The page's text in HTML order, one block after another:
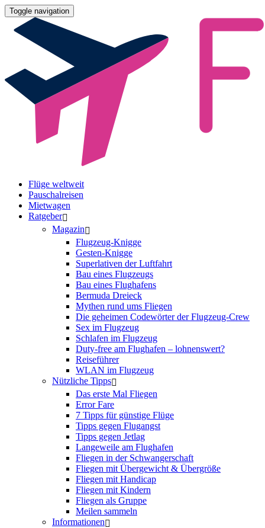
Toggle navigation
Flüge weltweit
Pauschalreisen
Mietwagen
Ratgeber
Magazin
Flugzeug-Knigge
Gesten-Knigge
Superlativen der Luftfahrt
Bau eines Flugzeugs
Bau eines Flughafens
Bermuda Dreieck
Mythen rund ums Fliegen
Die geheimen Codewörter der Flugzeug-Crew
Sex im Flugzeug
Schlafen im Flugzeug
Duty-free am Flughafen – lohnenswert?
Reiseführer
WLAN im Flugzeug
Nützliche Tipps
Das erste Mal Fliegen
Error Fare
7 Tipps für günstige Flüge
Tipps gegen Flugangst
Tipps gegen Jetlag
Langeweile am Flughafen
Fliegen in der Schwangerschaft
Fliegen mit Übergewicht & Übergröße
Fliegen mit Handicap
Fliegen mit Kindern
Fliegen als Gruppe
Meilen sammeln
Informationen